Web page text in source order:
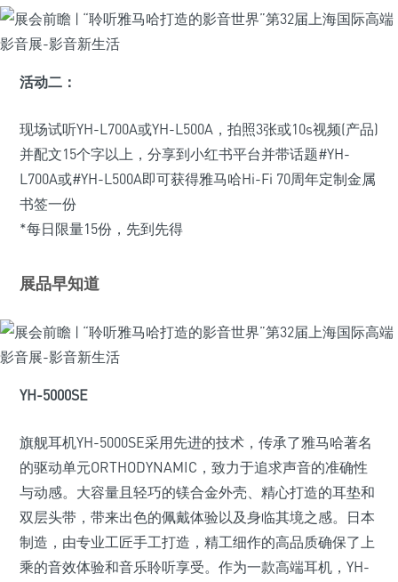
活动二：
现场试听YH-L700A或YH-L500A，拍照3张或10s视频(产品)
并配文15个字以上，分享到小红书平台并带话题#YH-
L700A或#YH-L500A即可获得雅马哈Hi-Fi 70周年定制金属
书签一份
*每日限量15份，先到先得
展品早知道
YH-5000SE
旗舰耳机YH-5000SE采用先进的技术，传承了雅马哈著名
的驱动单元ORTHODYNAMIC，致力于追求声音的准确性
与动感。大容量且轻巧的镁合金外壳、精心打造的耳垫和
双层头带，带来出色的佩戴体验以及身临其境之感。日本
制造，由专业工匠手工打造，精工细作的高品质确保了上
乘的音效体验和音乐聆听享受。作为一款高端耳机，YH-